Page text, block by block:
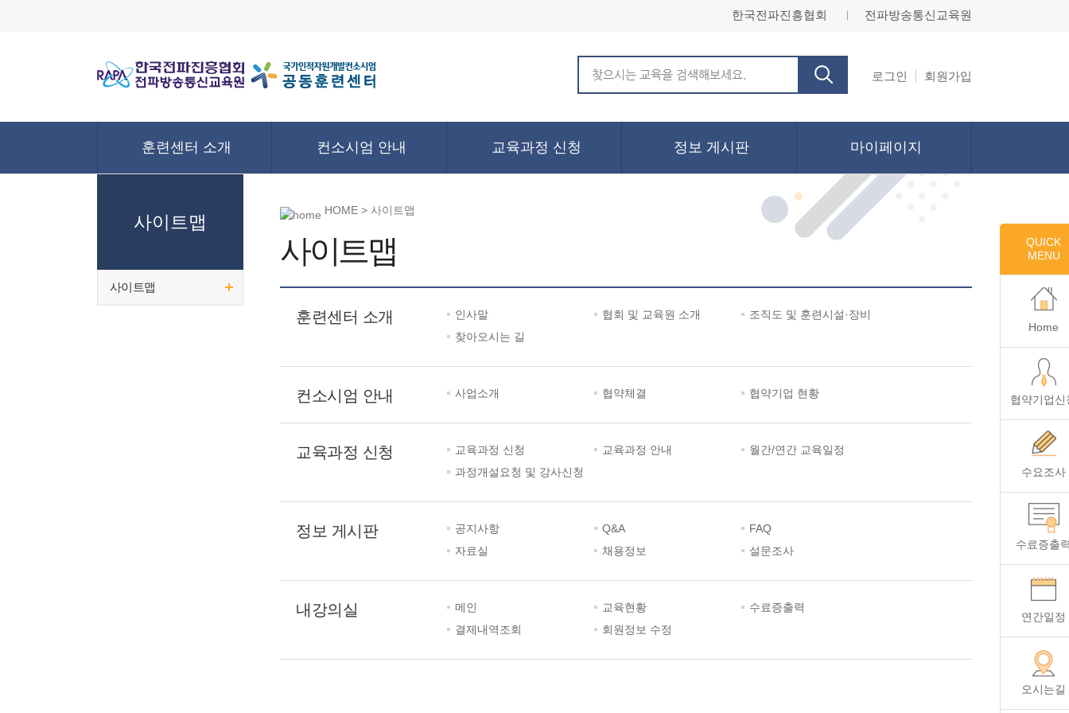
한국전파진흥협회 전파방송통신교육원
로그인 회원가입
QUICK
MENU
Home
협약기업신
수요조사
수료증출
연간일정
오시는길
훈련센터 소개 컨소시엄 안내 교육과정 신청 정보 게시판 마이페이지
사이트맵
사이트맵
HOME > 사이트맵
사이트맵
훈련센터 소개 인사말 협회 및 교육원 소개
조직도 및 훈련시설·장비
찾아오시는 길
컨소시엄 안내 사업소개 협약체결 협약기업 현황
교육과정 신청 교육과정 신청 교육과정 안내
월간/연간 교육일정
과정개설요청 및 강사신청
정보 게시판 공지사항 Q&A
FAQ
자료실
채용정보 설문조사
내강의실 메인 교육현황
수료증출력
결제내역조회
회원정보 수정